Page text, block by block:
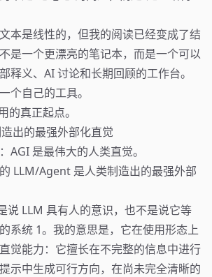
本是线性的，但我的阅读已经变成了结
是一个更漂亮的笔记本，而是一个可以
释义、AI 讨论和长期回顾的工作台。
个自己的工具。
的真正起点。
出的最强外部化直觉
AGI 是最伟大的人类直觉。
LLM/Agent 是人类制造出的最强外部
说 LLM 具有人的意识，也不是说它等
系统 1。我的意思是，它在使用形态上
觉能力：它擅长在不完整的信息中进行
示中生成可行方向，在尚未完全清晰的